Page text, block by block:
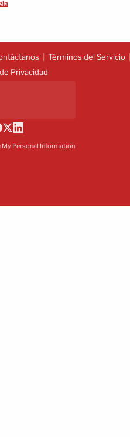
Términos del Servicio
Privacidad
My Personal Information